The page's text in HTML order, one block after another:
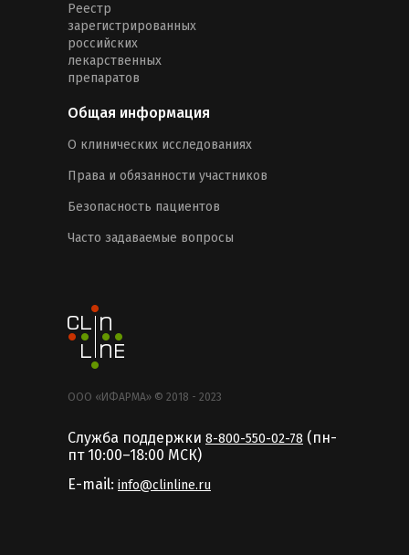
Реестр
зарегистрированных
российских
лекарственных
препаратов
Общая информация
О клинических исследованиях
Права и обязанности участников
Безопасность пациентов
Часто задаваемые вопросы
ООО «ИФАРМА» © 2018 - 2023
Служба поддержки 8-800-550-02-78 (пн-
пт 10:00–18:00 MCК)
E-mail: info@clinline.ru